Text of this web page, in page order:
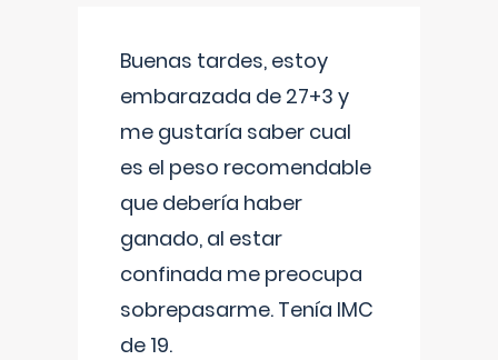
Buenas tardes, estoy
embarazada de 27+3 y
me gustaría saber cual
es el peso recomendable
que debería haber
ganado, al estar
confinada me preocupa
sobrepasarme. Tenía IMC
de 19.